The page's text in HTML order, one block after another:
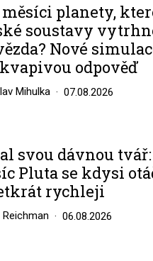
měsíci planety,
soustavy
Nové
odpověď
Mihulka 07.08.2026
svou dávnou tvář:
Pluta se kdysi
rychleji
06.08.2026